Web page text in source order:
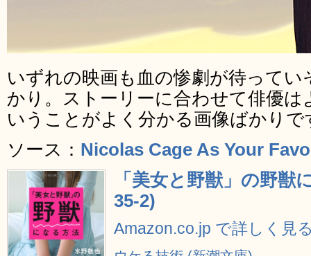
いずれの映画も血の惨劇が待って
かり。ストーリーに合わせて俳優
いうことがよく分かる画像ばかりで
ソース： Nicolas Cage As Your
「美女と野獣」の野獣
35-2)
Amazon.co.jp で詳しく見